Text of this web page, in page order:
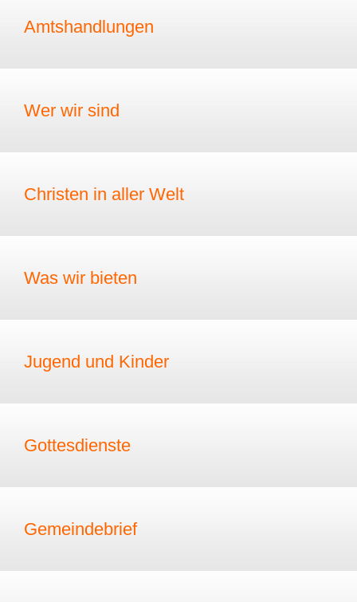
Amtshandlungen
Wer wir sind
Christen in aller Welt
Was wir bieten
Jugend und Kinder
Gottesdienste
Gemeindebrief